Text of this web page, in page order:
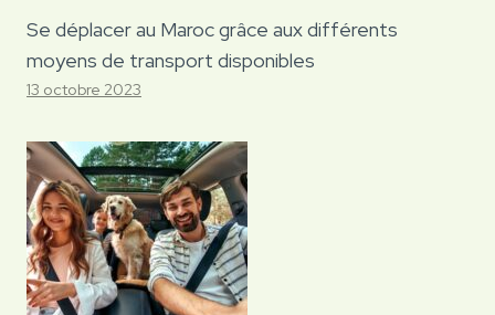
Se déplacer au Maroc grâce aux différents
moyens de transport disponibles
13 octobre 2023